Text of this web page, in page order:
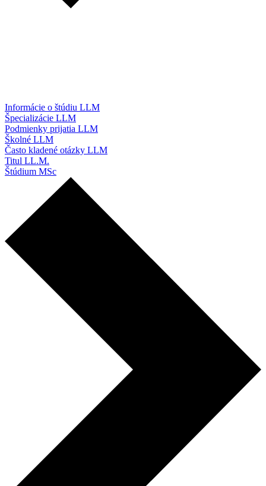
Informácie o štúdiu LLM
Špecializácie LLM
Podmienky prijatia LLM
Školné LLM
Často kladené otázky LLM
Titul LL.M.
Štúdium MSc